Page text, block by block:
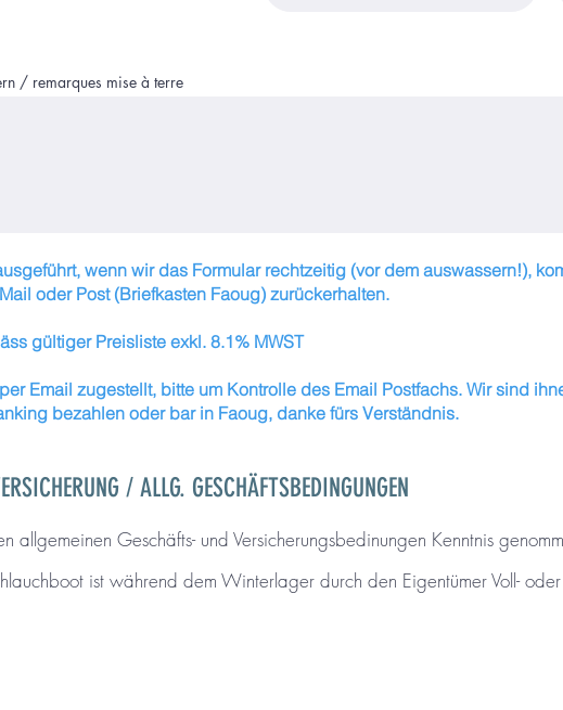
/ remarques mise à terre
wenn wir das Formular rechtzeitig (vor dem auswassern!),
oder Post (Briefkasten Faoug) zurückerhalten.
gültiger Preisliste exkl. 8.1% MWST
Email zugestellt, bitte um Kontrolle des Email Postfachs. Wir sind
bezahlen oder bar in Faoug, danke fürs Verständnis.
/ ALLG. GESCHÄFTSBEDINGUNGEN
allgemeinen Geschäfts- und Versicherungsbedinungen Kenntnis
ist während dem Winterlager durch den Eigentümer Voll- oder